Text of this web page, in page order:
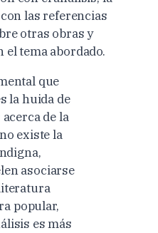
las referencias
otras obras y
tema abordado.
que
la huida de
de la
existe la
asociarse
popular,
es más